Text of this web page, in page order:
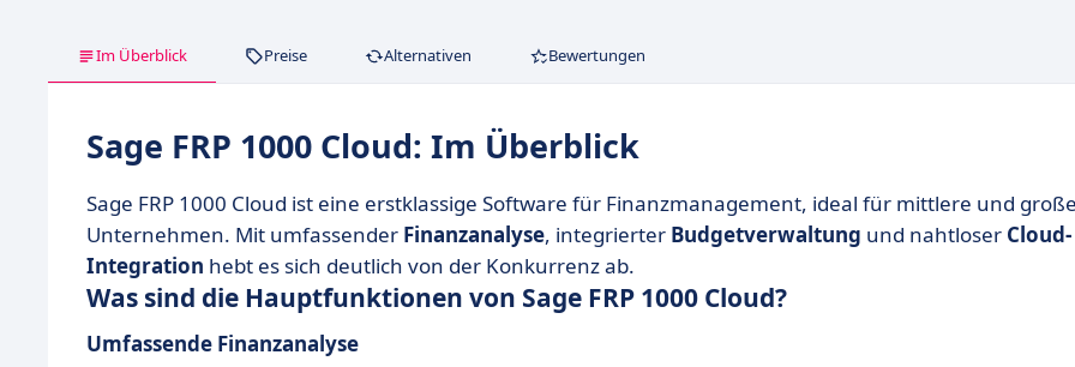
Im Überblick Preise Alternativen Bewertungen
Sage FRP 1000 Cloud: Im Überblick
Sage FRP 1000 Cloud ist eine erstklassige Software für Finanzmanagement, ideal für mittlere und
Unternehmen. Mit umfassender Finanzanalyse, integrierter Budgetverwaltung und nahtloser Cloud-
Integration hebt es sich deutlich von der Konkurrenz ab.
Was sind die Hauptfunktionen von Sage FRP 1000 Cloud?
Umfassende Finanzanalyse